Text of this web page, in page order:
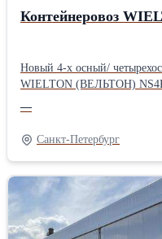
Контейнеровоз
Новый 4-х осный/
WIELTON (ВЕЛЬТОН) NS4P40 Универсальный
Техники - официальный
высококачественной
тормоза 4 х 9000 кг, -
-подходит для перевозки
40 ISO, 40 HC - площадка в
масса 47 000 кг / нагрузка
—
Санкт-Петербург